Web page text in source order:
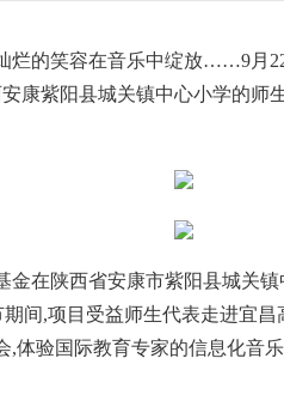
烂的笑容在音乐中绽放……9月
康紫阳县城关镇中心小学的师
金在陕西省安康市紫阳县城关
间,项目受益师生代表走进宜
,体验国际教育专家的信息化